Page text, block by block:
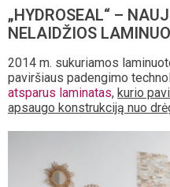
„HYDROSEAL“ –
NELAIDŽIOS
2014 m. sukuriamos
paviršiaus padengimo
atsparus laminatas, kurio
apsaugo konstrukciją nuo